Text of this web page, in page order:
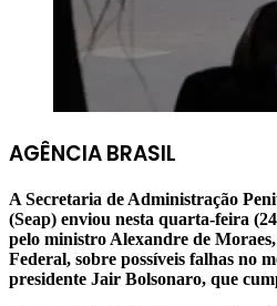
AGÊNCIA BRASIL
A Secretaria de Administração
(Seap) enviou nesta quarta-feira
pelo ministro Alexandre de
Federal, sobre possíveis falhas no
presidente Jair Bolsonaro, que